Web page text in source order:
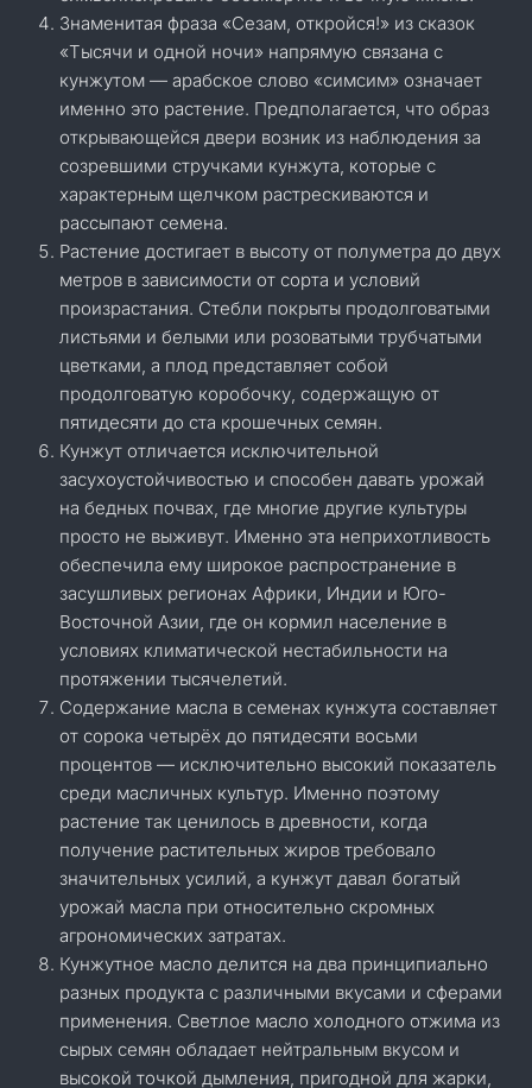
Знаменитая фраза «Сезам, откройся!» из сказок
«Тысячи и одной ночи» напрямую связана с
кунжутом — арабское слово «симсим» означает
именно это растение. Предполагается, что образ
открывающейся двери возник из наблюдения за
созревшими стручками кунжута, которые с
характерным щелчком растрескиваются и
рассыпают семена.
Растение достигает в высоту от полуметра до двух
метров в зависимости от сорта и условий
произрастания. Стебли покрыты продолговатыми
листьями и белыми или розоватыми трубчатыми
цветками, а плод представляет собой
продолговатую коробочку, содержащую от
пятидесяти до ста крошечных семян.
Кунжут отличается исключительной
засухоустойчивостью и способен давать урожай
на бедных почвах, где многие другие культуры
просто не выживут. Именно эта неприхотливость
обеспечила ему широкое распространение в
засушливых регионах Африки, Индии и Юго-
Восточной Азии, где он кормил население в
условиях климатической нестабильности на
протяжении тысячелетий.
Содержание масла в семенах кунжута составляет
от сорока четырёх до пятидесяти восьми
процентов — исключительно высокий показатель
среди масличных культур. Именно поэтому
растение так ценилось в древности, когда
получение растительных жиров требовало
значительных усилий, а кунжут давал богатый
урожай масла при относительно скромных
агрономических затратах.
Кунжутное масло делится на два принципиально
разных продукта с различными вкусами и сферами
применения. Светлое масло холодного отжима из
сырых семян обладает нейтральным вкусом и
высокой точкой дымления, пригодной для жарки,